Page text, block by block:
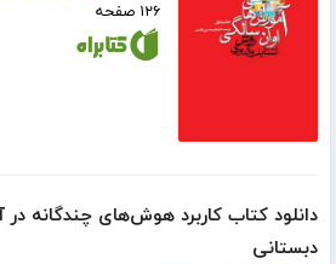
۱۲۶ صفحه
دانلود کتاب کاربرد هوش‌های چندگانه
دبستانی